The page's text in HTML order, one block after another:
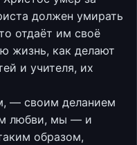
должен умирать
отдаёт им своё
жизнь, как делают
и учителя, их
— своим деланием
любви, мы — и
образом,